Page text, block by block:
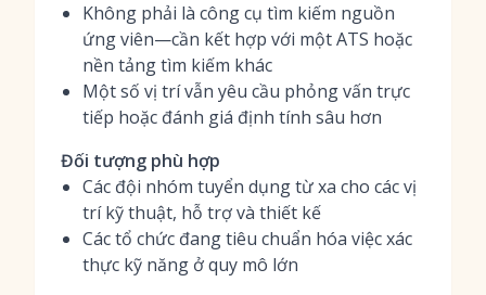
Không phải là công cụ tìm kiếm nguồn
ứng viên—cần kết hợp với một ATS hoặc
nền tảng tìm kiếm khác
Một số vị trí vẫn yêu cầu phỏng vấn trực
tiếp hoặc đánh giá định tính sâu hơn
Đối tượng phù hợp
Các đội nhóm tuyển dụng từ xa cho các vị
trí kỹ thuật, hỗ trợ và thiết kế
Các tổ chức đang tiêu chuẩn hóa việc xác
thực kỹ năng ở quy mô lớn